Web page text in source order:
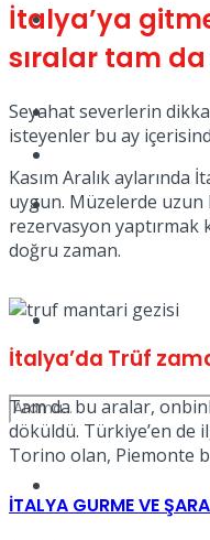
Dünya
Tatil
Spor
Podcast
No Result
İtalya’ya
sıralar tam da
Seyahat severlerin
isteyenler bu ay
Kasım Aralık aylarında
uygun. Müzelerde
rezervasyon yaptırmak
doğru zaman.
İtalya’da Trüf
Tam da bu aralar,
döküldü. Türkiye’en de
Torino olan, Piemonte
İTALYA GURME VE